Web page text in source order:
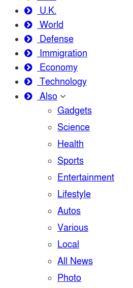
U.K.
World
Defense
Immigration
Economy
Technology
Also
Gadgets
Science
Health
Sports
Entertainment
Lifestyle
Autos
Various
Local
All News
Photo